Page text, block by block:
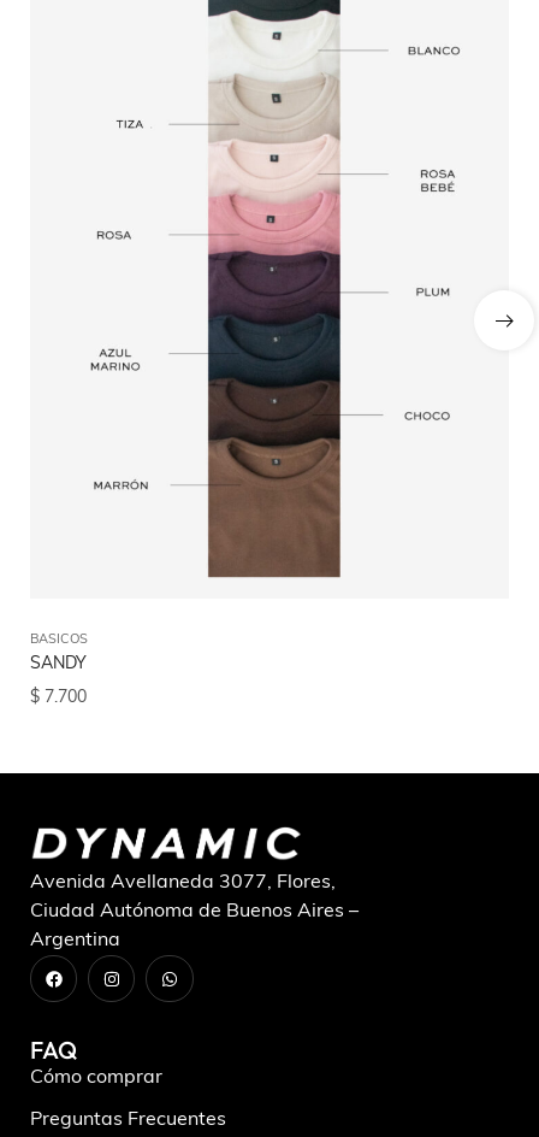
BASICOS
SANDY
$ 7.700
Avenida Avellaneda 3077, Flores,
Ciudad Autónoma de Buenos Aires –
Argentina
FAQ
Cómo comprar
Preguntas Frecuentes